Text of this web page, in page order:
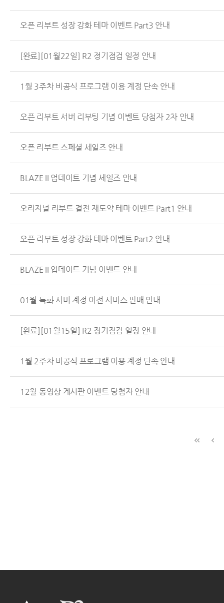
오픈 리부트 성장 강화 테마 이벤트 Part3 안내
[완료][01월22일] R2 정기점검 일정 안내
1월 3주차 비공식 프로그램 이용 계정 단속 안내
오픈 리부트 서버 리부팅 기념 이벤트 당첨자 2차 안내
오픈 리부트 스페셜 세일즈 안내
BLAZE II 업데이트 기념 세일즈 안내
오리지널 리부트 결전 재도약 테마 이벤트 Part1 안내
오픈 리부트 성장 강화 테마 이벤트 Part2 안내
BLAZE II 업데이트 기념 이벤트 안내
01월 특화 서버 계정 이전 서비스 판매 안내
[완료][01월15일] R2 정기점검 일정 안내
1월 2주차 비공식 프로그램 이용 계정 단속 안내
12월 동영상 게시판 이벤트 당첨자 안내